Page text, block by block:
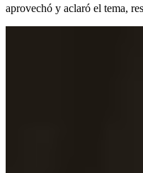
aprovechó y aclaró el tema,